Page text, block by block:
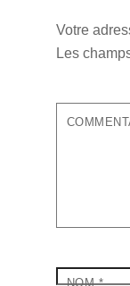
Votre
Les
NOM*